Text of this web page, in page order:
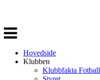
Veksle
navigasjon
Hovedside
Klubben
Klubbfakta Fotball